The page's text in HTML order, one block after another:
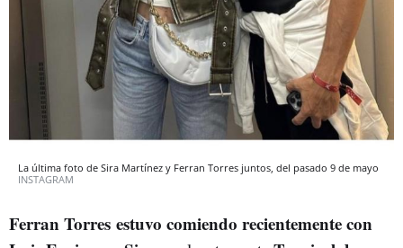
La última foto de Sira Martínez y Ferran Torres juntos, del pasado 9 de mayo
INSTAGRAM
Ferran Torres estuvo comiendo recientemente con